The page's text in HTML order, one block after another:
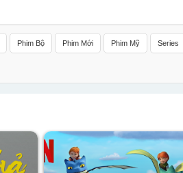
Phim Bộ Phim Mới Phim Mỹ Series